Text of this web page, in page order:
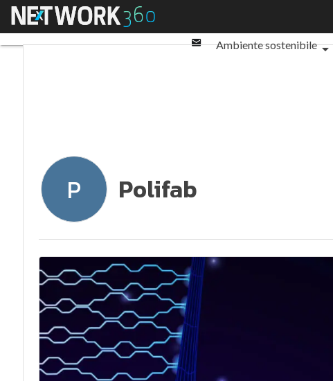
Menu
EmailAmbiente sostenibile
P Polifab